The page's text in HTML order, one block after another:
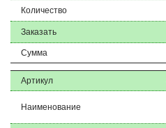
Количество
Заказать
Сумма
Артикул
Наименование